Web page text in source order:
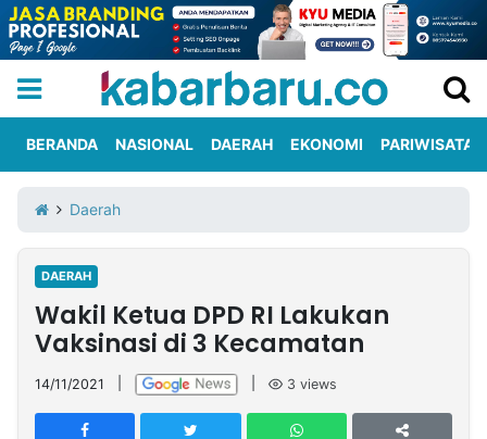
Iklan
Berita
Kami
Nasional
International
Olahraga
Entertainment
Daerah
Pariwisata
Kuliner
Kolom
Network
BERANDA NASIONAL DAERAH EKONOMI PARIWISATA
Daerah
DAERAH
Wakil Ketua DPD RI Lakukan
Vaksinasi di 3 Kecamatan
14/11/2021 3 views